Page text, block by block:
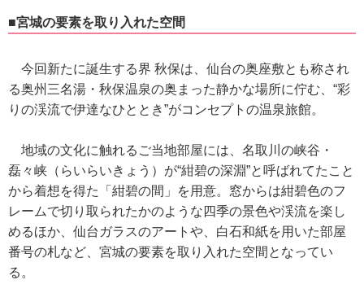
■宮城の要素を取り入れた空間
今回新たに誕生する界 秋保は、仙台の奥座敷とも称され
る奥州三名湯・秋保温泉の奥まった静かな場所に佇む、“彩
りの渓流で伊達なひととき”がコンセプトの温泉旅館。
地域の文化に触れるご当地部屋には、名取川の峡谷・
磊々峡（らいらいきょう）が“紺碧の深淵”と呼ばれてたこと
から着想を得た「紺碧の間」を用意。窓からは紺碧色のフ
レームで切り取られたかのような四季の景色や渓流を楽し
めるほか、仙台ガラスのアートや、白石和紙を用いた部屋
番号の札など、宮城の要素を取り入れた空間となってい
る。